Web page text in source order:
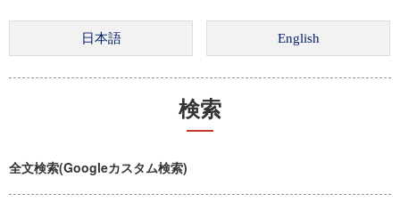
検索
全文検索(Googleカスタム検索)